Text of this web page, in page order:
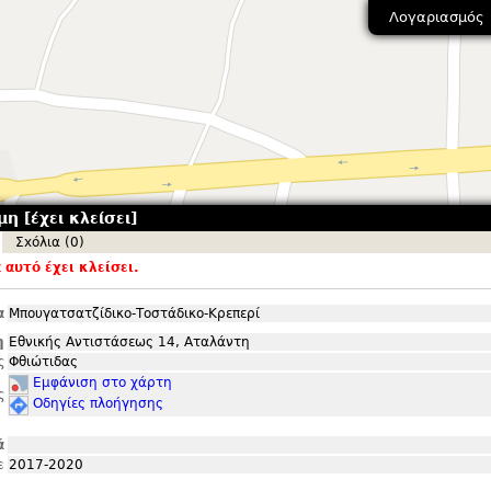
[έχει κλείσει]
Σxόλια (0)
έχει κλείσει.
Μπουγατσατζίδικο-Τοστάδικο-Κρεπερί
Εθνικής Αντιστάσεως 14, Αταλάντη
Φθιώτιδας
Εμφάνιση στο χάρτη
Οδηγίες πλοήγησης
2017-2020
Λογαριασμός